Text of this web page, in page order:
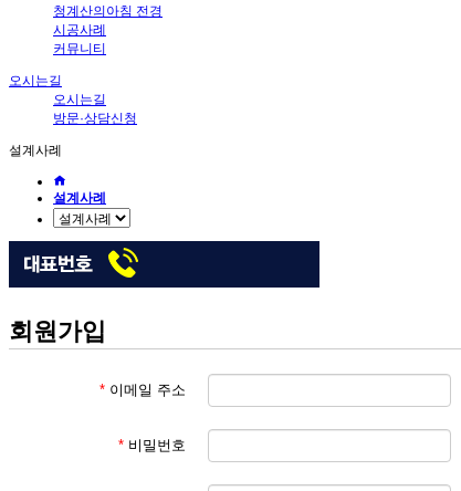
청계산의아침 전경
시공사례
커뮤니티
오시는길
오시는길
방문·상담신청
설계사례
설계사례
회원가입
* 이메일 주소
* 비밀번호